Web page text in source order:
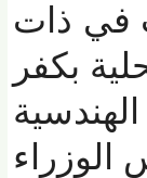
ذات
بكفر